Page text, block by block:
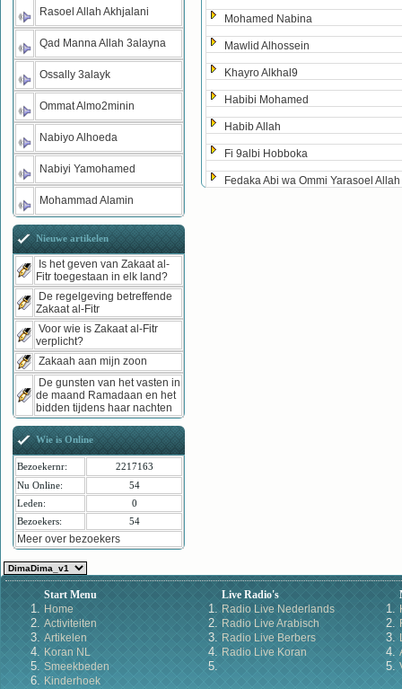
Mohamed Nabina
Mawlid Alhossein
Khayro Alkhal9
Habibi Mohamed
Habib Allah
Fi 9albi Hobboka
Fedaka Abi wa Ommi Yarasoel Allah
Rasoel Allah Akhjalani
Qad Manna Allah 3alayna
Ossally 3alayk
Ommat Almo2minin
Nabiyo Alhoeda
Nabiyi Yamohamed
Mohammad Alamin
Nieuwe artikelen
Is het geven van Zakaat al-
Fitr toegestaan in elk land?
De regelgeving betreffende
Zakaat al-Fitr
Voor wie is Zakaat al-Fitr
verplicht?
Zakaah aan mijn zoon
De gunsten van het vasten in
de maand Ramadaan en het
bidden tijdens haar nachten
Wie is Online
Bezoekernr:
2217163
Nu Online:
54
Leden:
0
Bezoekers:
54
Meer over bezoekers
Start Menu
Home
Activiteiten
Artikelen
Koran NL
Smeekbeden
Kinderhoek
Live Radio's
Radio Live Nederlands
Radio Live Arabisch
Radio Live Berbers
Radio Live Koran